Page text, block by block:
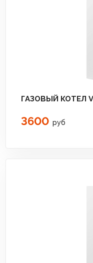
ГАЗОВЫЙ КОТЕЛ
3600 руб